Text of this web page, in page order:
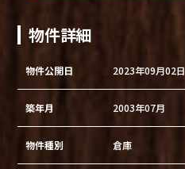
物件詳細
物件公開日 2023年09月02日
築年月 2003年07月
物件種別 倉庫